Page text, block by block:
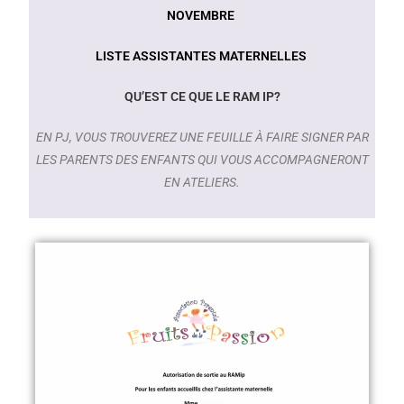
NOVEMBRE
LISTE ASSISTANTES MATERNELLES
QU’EST CE QUE LE RAM IP?
EN PJ, VOUS TROUVEREZ UNE FEUILLE À FAIRE SIGNER PAR
LES PARENTS DES ENFANTS QUI VOUS ACCOMPAGNERONT
EN ATELIERS.